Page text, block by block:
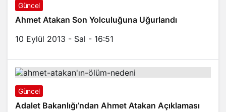
Güncel
Ahmet Atakan Son Yolculuğuna Uğurlandı
10 Eylül 2013 - Sal - 16:51
Güncel
Adalet Bakanlığı’ndan Ahmet Atakan Açıklaması